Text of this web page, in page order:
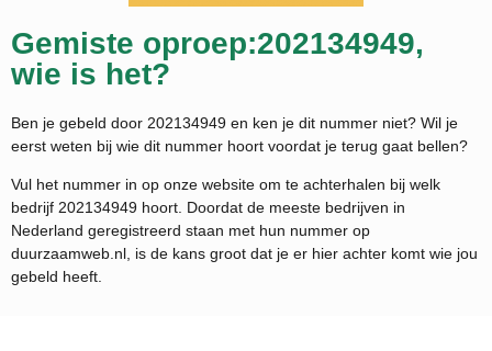
Gemiste oproep:202134949,
wie is het?
Ben je gebeld door 202134949 en ken je dit nummer niet? Wil je
eerst weten bij wie dit nummer hoort voordat je terug gaat bellen?
Vul het nummer in op onze website om te achterhalen bij welk
bedrijf 202134949 hoort. Doordat de meeste bedrijven in
Nederland geregistreerd staan met hun nummer op
duurzaamweb.nl, is de kans groot dat je er hier achter komt wie jou
gebeld heeft.